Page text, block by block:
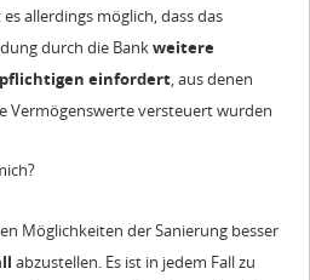
allerdings möglich, dass das
durch die Bankweitere
einfordert, aus denen
Vermögenswerte versteuert wurden
Möglichkeiten der Sanierung besser
abzustellen. Es ist in jedem Fall zu